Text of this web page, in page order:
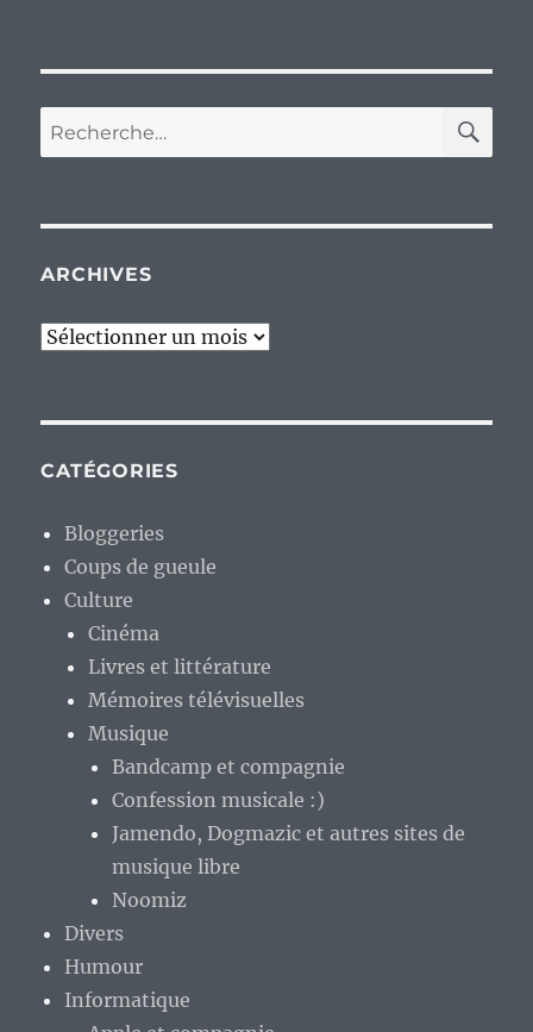
Recherche
pour :
ARCHIVES
Archives
CATÉGORIES
Bloggeries
Coups de gueule
Culture
Cinéma
Livres et littérature
Mémoires télévisuelles
Musique
Bandcamp et compagnie
Confession musicale :)
Jamendo, Dogmazic et autres sites de
musique libre
Noomiz
Divers
Humour
Informatique